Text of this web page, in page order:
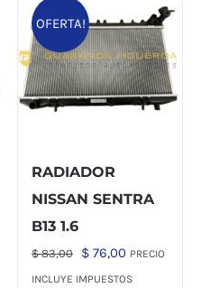
OFERTA!
RADIADOR
NISSAN SENTRA
B13 1.6
$83,00
El
precio
$ 76,00El
precio
PRECIO
INCLUYE IMPUESTOS